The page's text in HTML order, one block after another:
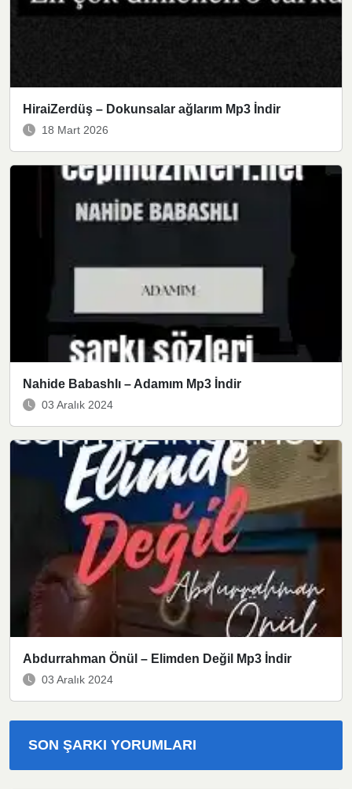
HiraiZerdüş – Dokunsalar ağlarım Mp3 İndir
18 Mart 2026
Nahide Babashlı – Adamım Mp3 İndir
03 Aralık 2024
Abdurrahman Önül – Elimden Değil Mp3 İndir
03 Aralık 2024
SON ŞARKI YORUMLARI